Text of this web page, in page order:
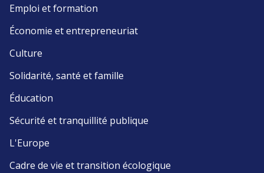
Emploi et formation
Économie et entrepreneuriat
Culture
Solidarité, santé et famille
Éducation
Sécurité et tranquillité publique
L'Europe
Cadre de vie et transition écologique